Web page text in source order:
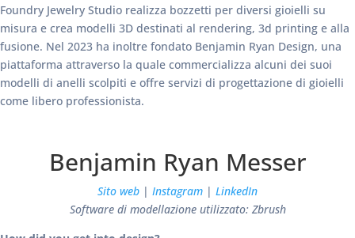
Foundry Jewelry Studio realizza bozzetti per diversi gioielli su
misura e crea modelli 3D destinati al rendering, 3d printing e alla
fusione. Nel 2023 ha inoltre fondato Benjamin Ryan Design, una
piattaforma attraverso la quale commercializza alcuni dei suoi
modelli di anelli scolpiti e offre servizi di progettazione di gioielli
come libero professionista.
Benjamin Ryan Messer
Sito web | Instagram | LinkedIn
Software di modellazione utilizzato: Zbrush